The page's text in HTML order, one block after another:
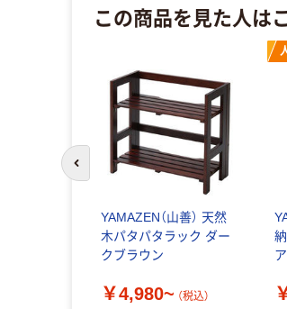
この商品を見た人は
YAMAZEN（山善） 天然
木パタパタラック ダー
クブラウン
￥4,980~ （税込）
前のスライドへ